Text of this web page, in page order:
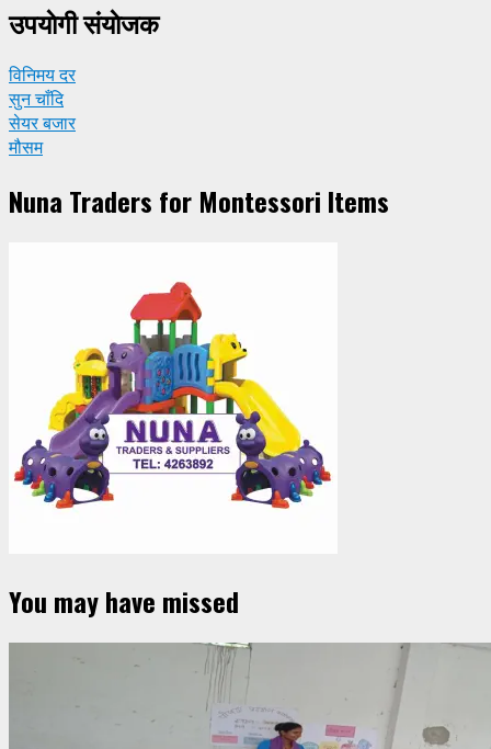
उपयाेगी संयाेजक
विनिमय दर
सुन चाँदि
सेयर बजार
मौसम
Nuna Traders for Montessori Items
You may have missed